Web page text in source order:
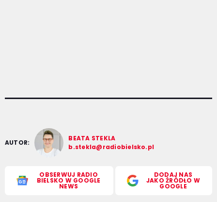
AUTOR:
BEATA STEKLA
b.stekla@radiobielsko.pl
OBSERWUJ RADIO
BIELSKO W GOOGLE
NEWS
DODAJ NAS
JAKO ŹRÓDŁO W
GOOGLE